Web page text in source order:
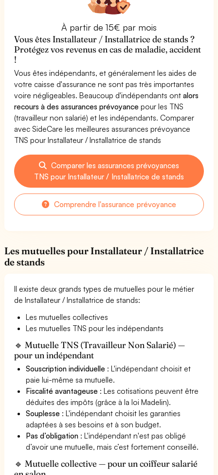
À partir de 15€ par mois
Vous êtes Installateur / Installatrice de stands ?
Protégez vos revenus en cas de maladie, accident
!
Vous êtes indépendants, et généralement les aides de
votre caisse d'assurance ne sont pas très importantes
voire négligeables. Beaucoup d'indépendants ontalors
recours à des assurances prévoyance pour les TNS
(travailleur non salarié) et les indépendants. Comparer
avec SideCare les meilleures assurances prévoyance
TNS pour Installateur / Installatrice de stands
Comparer les assurances prévoyances
TNS pour Installateur / Installatrice de stands
Comprendre l'assurance prévoyance
Les mutuelles pour Installateur / Installatrice
de stands
Il existe deux grands types de mutuelles pour le métier
de Installateur / Installatrice de stands:
Les mutuelles collectives
Les mutuelles TNS pour les indépendants
🔹 Mutuelle TNS (Travailleur Non Salarié) —
pour un indépendant
Souscription individuelle : L'indépendant choisit et
paie lui-même sa mutuelle.
Fiscalité avantageuse : Les cotisations peuvent être
déduites des impôts (grâce à la loi Madelin).
Souplesse : L'indépendant choisit les garanties
adaptées à ses besoins et à son budget.
Pas d’obligation : L'indépendant n'est pas obligé
d’avoir une mutuelle, mais c’est fortement conseillé.
🔹 Mutuelle collective — pour un coiffeur salarié